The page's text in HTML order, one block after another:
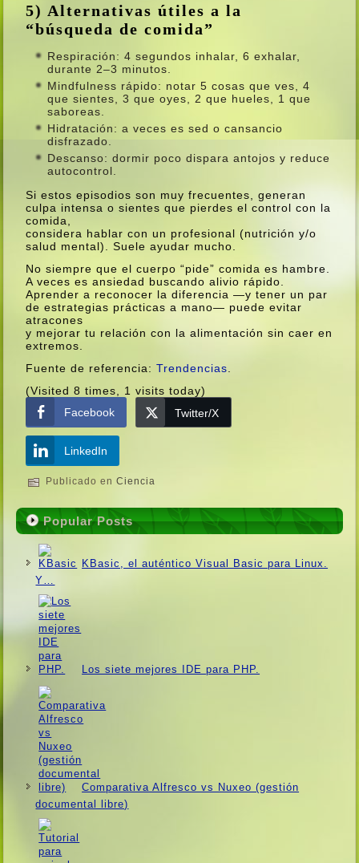
5) Alternativas útiles a la
“búsqueda de comida”
Respiración: 4 segundos inhalar, 6 exhalar,
durante 2–3 minutos.
Mindfulness rápido: notar 5 cosas que ves, 4
que sientes, 3 que oyes, 2 que hueles, 1 que
saboreas.
Hidratación: a veces es sed o cansancio
disfrazado.
Descanso: dormir poco dispara antojos y reduce
autocontrol.
Si estos episodios son muy frecuentes, generan
culpa intensa o sientes que pierdes el control con la
comida,
considera hablar con un profesional (nutrición y/o
salud mental). Suele ayudar mucho.
No siempre que el cuerpo “pide” comida es hambre.
A veces es ansiedad buscando alivio rápido.
Aprender a reconocer la diferencia —y tener un par
de estrategias prácticas a mano— puede evitar
atracones
y mejorar tu relación con la alimentación sin caer en
extremos.
Fuente de referencia: Trendencias
(Visited 8 times, 1 visits today)
Facebook
Twitter/X
LinkedIn
Publicado en Ciencia
Popular Posts
KBasic, el auténtico Visual Basic para Linux.
Y…
Los siete mejores IDE para PHP.
Comparativa Alfresco vs Nuxeo (gestión
documental libre)